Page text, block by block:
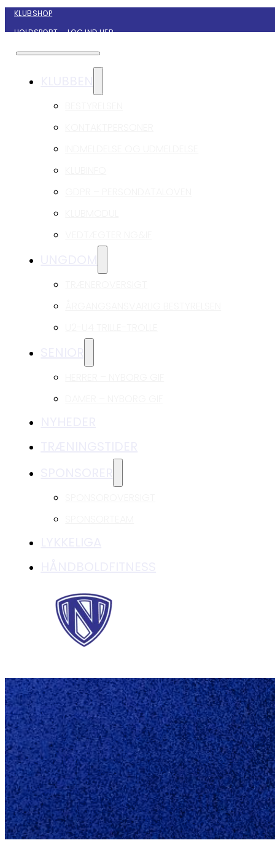
KLUBSHOP
HOLDSPORT – LOG IND HER
KONTAKT NYBORG GIF HÅNDBOLD
LIDT OM